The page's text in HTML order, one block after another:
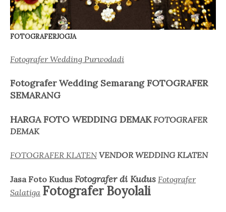
FOTOGRAFERJOGJA
Fotografer Wedding Purwodadi
Fotografer Wedding Semarang FOTOGRAFER
SEMARANG
HARGA FOTO WEDDING DEMAK FOTOGRAFER
DEMAK
FOTOGRAFER KLATEN VENDOR WEDDING KLATEN
Jasa Foto Kudus Fotografer di Kudus Fotografer
Salatiga Fotografer Boyolali